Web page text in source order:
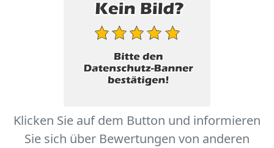
Klicken Sie auf dem Button und informieren
Sie sich über Bewertungen von anderen